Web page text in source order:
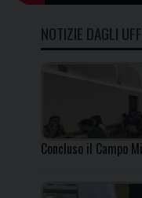
NOTIZIE DAGLI
Concluso il Campo